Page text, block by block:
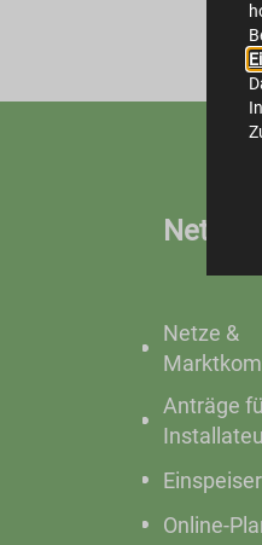
Netze
Netze &
Anträge
Online-